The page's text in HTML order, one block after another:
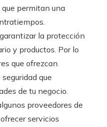
permitan una
la protección
y productos. Por lo
que ofrezcan
que
de tu negocio.
proveedores de
servicios